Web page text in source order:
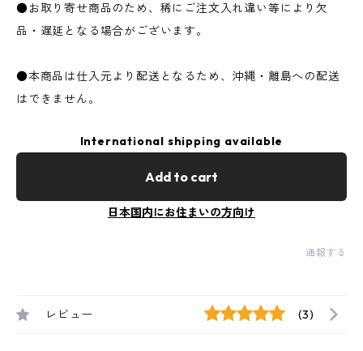
●お取り寄せ商品のため、稀にご注文入れ違い等により欠
品・遅延となる場合がございます。
●本商品は仕入元より配送となるため、沖縄・離島への配送
はできません。
International shipping available
Add to cart
日本国内にお住まいの方向け
通報する
レビュー (3)